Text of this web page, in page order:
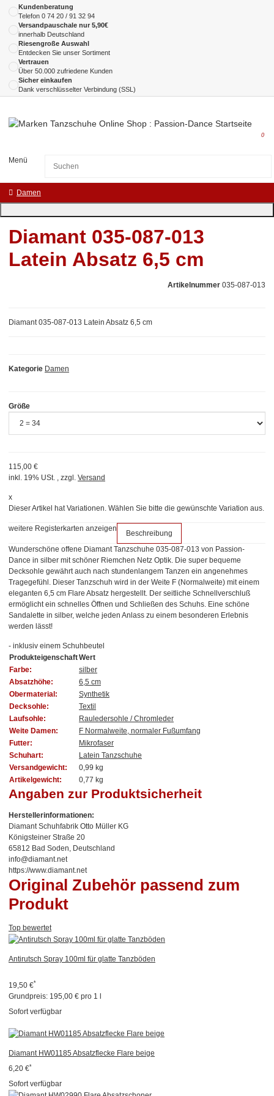
Kundenberatung
Telefon 0 74 20 / 91 32 94
Versandpauschale nur 5,90€
innerhalb Deutschland
Riesengroße Auswahl
Entdecken Sie unser Sortiment
Vertrauen
Über 50.000 zufriedene Kunden
Sicher einkaufen
Dank verschlüsselter Verbindung (SSL)
Menü
0
Damen
Diamant 035-087-013
Latein Absatz 6,5 cm
Artikelnummer 035-087-013
Kategorie Damen
Diamant 035-087-013 Latein Absatz 6,5 cm
Größe
115,00 €
inkl. 19% USt. , zzgl. Versand
x
Dieser Artikel hat Variationen. Wählen Sie bitte die gewünschte Variation aus.
weitere Registerkarten anzeigen
Beschreibung
Wunderschöne offene Diamant Tanzschuhe 035-087-013 von Passion-
Dance in silber mit schöner Riemchen Netz Optik. Die super bequeme
Decksohle gewährt auch nach stundenlangem Tanzen ein angenehmes
Tragegefühl. Dieser Tanzschuh wird in der Weite F (Normalweite) mit einem
eleganten 6,5 cm Flare Absatz hergestellt. Der seitliche Schnellverschluß
ermöglicht ein schnelles Öffnen und Schließen des Schuhs. Eine schöne
Sandalette in silber, welche jeden Anlass zu einem besonderen Erlebnis
werden lässt!
- inklusiv einem Schuhbeutel
ProdukteigenschaftWert
Farbe:
silber
Absatzhöhe:
6,5 cm
Obermaterial:
Synthetik
Decksohle:
Textil
Laufsohle:
Rauledersohle / Chromleder
Weite Damen:
F Normalweite, normaler Fußumfang
Futter:
Mikrofaser
Schuhart:
Latein Tanzschuhe
Versandgewicht:
0,99 kg
Artikelgewicht:
0,77 kg
Angaben zur Produktsicherheit
Herstellerinformationen:
Diamant Schuhfabrik Otto Müller KG
Königsteiner Straße 20
65812 Bad Soden, Deutschland
info@diamant.net
https://www.diamant.net
Original Zubehör passend zum
Produkt
Top bewertet
Antirutsch Spray 100ml für glatte Tanzböden
19,50 €*
Grundpreis: 195,00 € pro 1 l
Sofort verfügbar
Diamant HW01185 Absatzflecke Flare beige
6,20 €*
Sofort verfügbar